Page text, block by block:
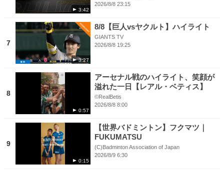
3:42
2026/8/8 23:15
7
3:27
8/8【巨人vsヤクルト】ハイライト
GIANTS TV
2026/8/8 19:25
8
0:57
アーセナル戦のハイライト、笑顔が
溢れた一日【レアル・ベティス】
©RealBetis
2026/8/8 8:00
9
0:15
【世界バドミントン】フクマツ｜
FUKUMATSU
(C)Badminton Association of Japan
2026/8/9 6:30